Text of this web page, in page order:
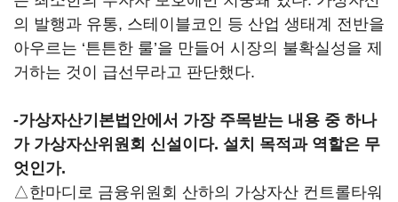
의 발행과 유통, 스테이블코인 등 산업 생태계 전반을
아우르는 ‘튼튼한 룰’을 만들어 시장의 불확실성을 제
거하는 것이 급선무라고 판단했다.
-가상자산기본법안에서 가장 주목받는 내용 중 하나
가 가상자산위원회 신설이다. 설치 목적과 역할은 무
엇인가.
△한마디로 금융위원회 산하의 가상자산 컨트롤타워